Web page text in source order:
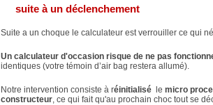
suite à un déclenchement
Suite a un choque le calculateur est verrouiller ce qui
Un calculateur d'occasion risque de ne pas
identiques (votre témoin d’air bag restera allumé).
Notre intervention consiste à réinitialisé le micro
constructeur, ce qui fait qu'au prochain choc tout se